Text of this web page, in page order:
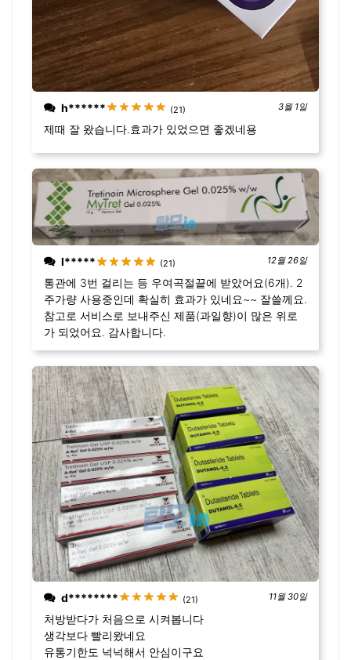
h****** (21) 3월 1일
제때 잘 왔습니다.효과가 있었으면 좋겠네용
l***** (21) 12월 26일
통관에 3번 걸리는 등 우여곡절끝에 받았어요(6개). 2
주가량 사용중인데 확실히 효과가 있네요~~ 잘쓸께요.
참고로 서비스로 보내주신 제품(과일향)이 많은 위로
가 되었어요. 감사합니다.
d******** (21) 11월 30일
처방받다가 처음으로 시켜봅니다
생각보다 빨리왔네요
유통기한도 넉넉해서 안심이구요